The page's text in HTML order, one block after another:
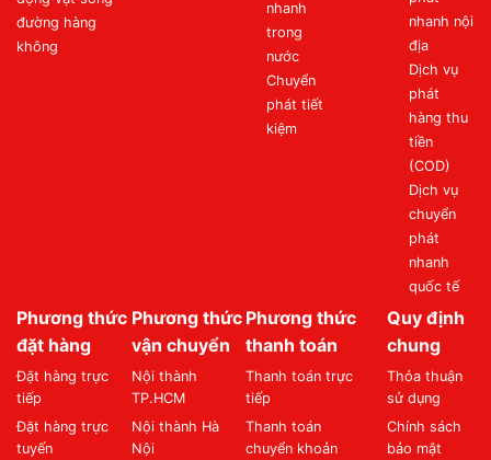
đường hàng
không
nhanh
trong
nước
Chuyển
phát tiết
kiệm
nhanh nội
địa
Dịch vụ
phát
hàng thu
tiền
(COD)
Dịch vụ
chuyển
phát
nhanh
quốc tế
Phương thức
đặt hàng
Đặt hàng trực
tiếp
Đặt hàng trực
tuyến
Phương thức
vận chuyển
Nội thành
TP.HCM
Nội thành Hà
Nội
Phương thức
thanh toán
Thanh toán trực
tiếp
Thanh toán
chuyển khoản
Quy định
chung
Thỏa thuận
sử dụng
Chính sách
bảo mật